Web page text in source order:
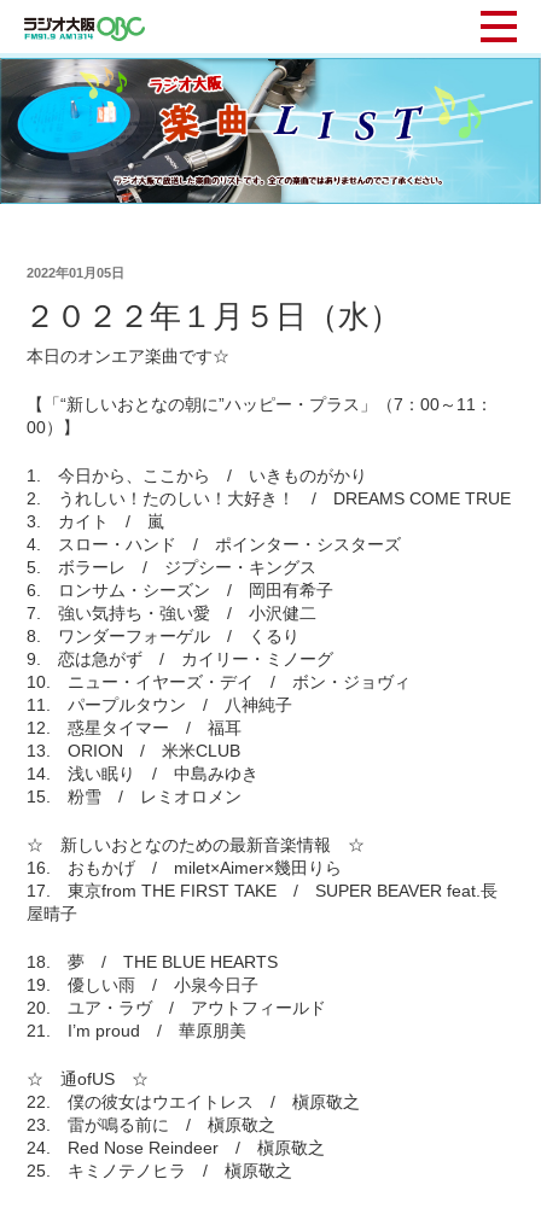
2022年01月05日
２０２２年１月５日（水）
本日のオンエア楽曲です☆
【「“新しいおとなの朝に”ハッピー・プラス」（7：00～11：
00）】
1. 今日から、ここから / いきものがかり
2. うれしい！たのしい！大好き！ / DREAMS COME TRUE
3. カイト / 嵐
4. スロー・ハンド / ポインター・シスターズ
5. ボラーレ / ジプシー・キングス
6. ロンサム・シーズン / 岡田有希子
7. 強い気持ち・強い愛 / 小沢健二
8. ワンダーフォーゲル / くるり
9. 恋は急がず / カイリー・ミノーグ
10. ニュー・イヤーズ・デイ / ボン・ジョヴィ
11. パープルタウン / 八神純子
12. 惑星タイマー / 福耳
13. ORION / 米米CLUB
14. 浅い眠り / 中島みゆき
15. 粉雪 / レミオロメン
☆ 新しいおとなのための最新音楽情報 ☆
16. おもかげ / milet×Aimer×幾田りら
17. 東京from THE FIRST TAKE / SUPER BEAVER feat.長
屋晴子
18. 夢 / THE BLUE HEARTS
19. 優しい雨 / 小泉今日子
20. ユア・ラヴ / アウトフィールド
21. I’m proud / 華原朋美
☆ 通ofUS ☆
22. 僕の彼女はウエイトレス / 槇原敬之
23. 雷が鳴る前に / 槇原敬之
24. Red Nose Reindeer / 槇原敬之
25. キミノテノヒラ / 槇原敬之